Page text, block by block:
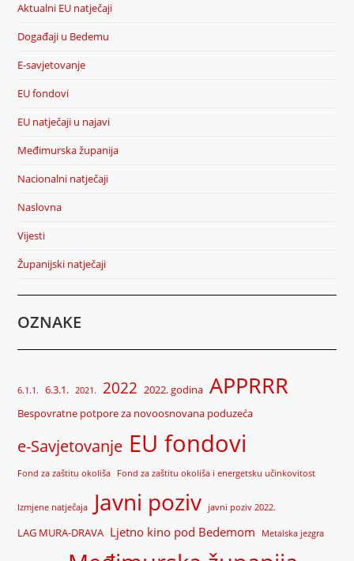
Aktualni EU natječaji
Događaji u Bedemu
E-savjetovanje
EU fondovi
EU natječaji u najavi
Međimurska županija
Nacionalni natječaji
Naslovna
Vijesti
Županijski natječaji
OZNAKE
6.1.1. 6.3.1. 2021. 2022 2022. godina APPRRR
Bespovratne potpore za novoosnovana poduzeća
e-Savjetovanje EU fondovi
Fond za zaštitu okoliša Fond za zaštitu okoliša i energetsku učinkovitost
Izmjene natječaja Javni poziv javni poziv 2022.
LAG MURA-DRAVA Ljetno kino pod Bedemom Metalska jezgra